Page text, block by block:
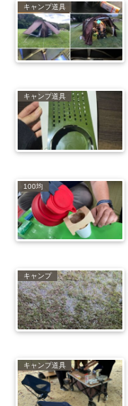
キャンプ道具
キャンプ道具
100均
キャンプ
キャンプ道具